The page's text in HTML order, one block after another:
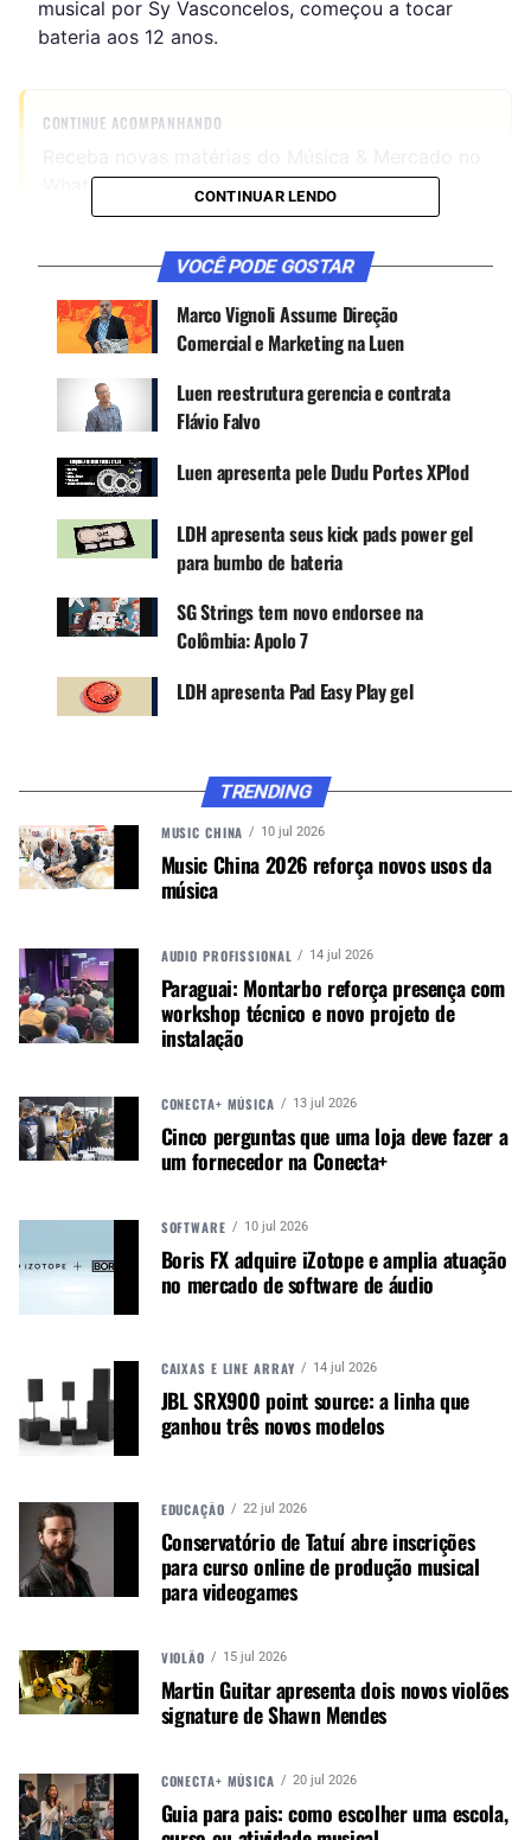
musical por Sy Vasconcelos, começou a tocar
bateria aos 12 anos.
CONTINUE ACOMPANHANDO
WhatsApp e no Google News.
Canal WhatsApp
Google News
Com 14, já se destacava no meio musical. Hoje
com 39 anos já tem muita história para contar. Ele
tocou e gravou com vários artistas como Xande
Avião (Aviões do Forró), Solange Almeida (Aviões
do Forró), Wesley Safadão, o tenor Jorge Durian,
Latino, Maiara e Maraísa, Israel e Rodolffo.
Também tocou com a orquestra Soberano, onde
fez uma temporada de três meses no navio
Além disso, faz parte do grupo instrumental Trio
hoje Sy Vasconcelos está acompanhando o cantor
@jonasesticado, fazendo shows por todo o Brasil.
Sy Vasconcelos agora é endorsee da LDH.
Quer saber mais sobre as peles LDH? Visite o
Autor:Redação M&M
Música &amp; Mercado é uma
negócios para o music business,
indústria de áudio profissional,
iluminação e instrumentos
fazemos.
Acesse o Canal de WhatsApp
TÓPICOS RELACIONADOS:
BATERISTA SY VASCONCELOS
ENDORSEE
PELES LDH
SY VASCONCELOS
PRÓXIMO
Manual de procedimentos do profissional da música
CONTINUAR LENDO
VOCÊ PODE GOSTAR
Marco Vignoli Assume Direção
Comercial e Marketing na Luen
Luen reestrutura gerencia e contrata
Flávio Falvo
Luen apresenta pele Dudu Portes XPlod
LDH apresenta seus kick pads power gel
para bumbo de bateria
SG Strings tem novo endorsee na
Colômbia: Apolo 7
LDH apresenta Pad Easy Play gel
TRENDING
MUSIC CHINA 10 jul 2026
Music China 2026 reforça novos usos da
música
AUDIO PROFISSIONAL 14 jul 2026
Paraguai: Montarbo reforça presença com
workshop técnico e novo projeto de
instalação
CONECTA+ MÚSICA 13 jul 2026
Cinco perguntas que uma loja deve fazer a
um fornecedor na Conecta+
SOFTWARE 10 jul 2026
Boris FX adquire iZotope e amplia atuação
no mercado de software de áudio
CAIXAS E LINE ARRAY 14 jul 2026
JBL SRX900 point source: a linha que
ganhou três novos modelos
EDUCAÇÃO 22 jul 2026
Conservatório de Tatuí abre inscrições
para curso online de produção musical
para videogames
VIOLÃO 15 jul 2026
Martin Guitar apresenta dois novos violões
signature de Shawn Mendes
CONECTA+ MÚSICA 20 jul 2026
Guia para pais: como escolher uma escola,